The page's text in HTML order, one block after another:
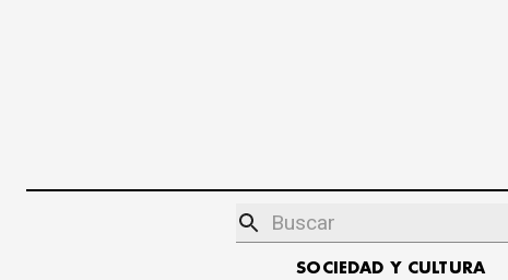
SOCIEDAD Y CULTURA